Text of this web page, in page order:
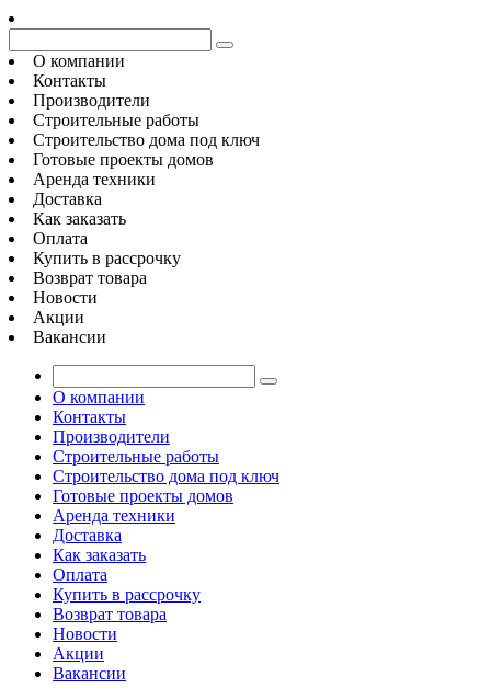
О компании
Контакты
Производители
Строительные работы
Строительство дома под ключ
Готовые проекты домов
Аренда техники
Доставка
Как заказать
Оплата
Купить в рассрочку
Возврат товара
Новости
Акции
Вакансии
О компании
Контакты
Производители
Строительные работы
Строительство дома под ключ
Готовые проекты домов
Аренда техники
Доставка
Как заказать
Оплата
Купить в рассрочку
Возврат товара
Новости
Акции
Вакансии